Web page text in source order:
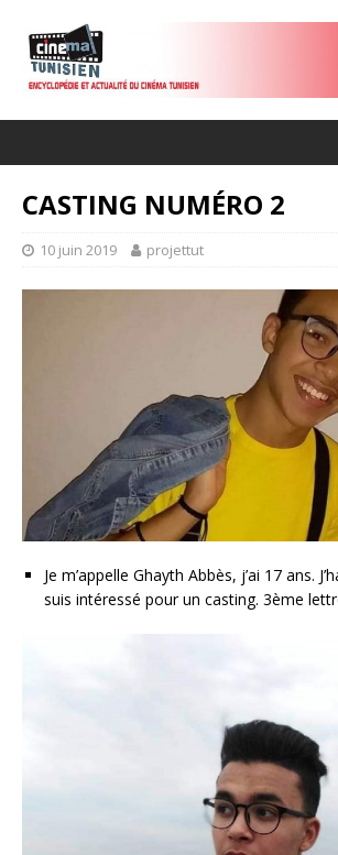
CASTING NUMÉRO 2
10 juin 2019 projettut
Je m’appelle Ghayth Abbès, j’ai 17 ans.
suis intéressé pour un casting. 3ème